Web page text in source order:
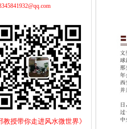
教授带你走进风水微世界》